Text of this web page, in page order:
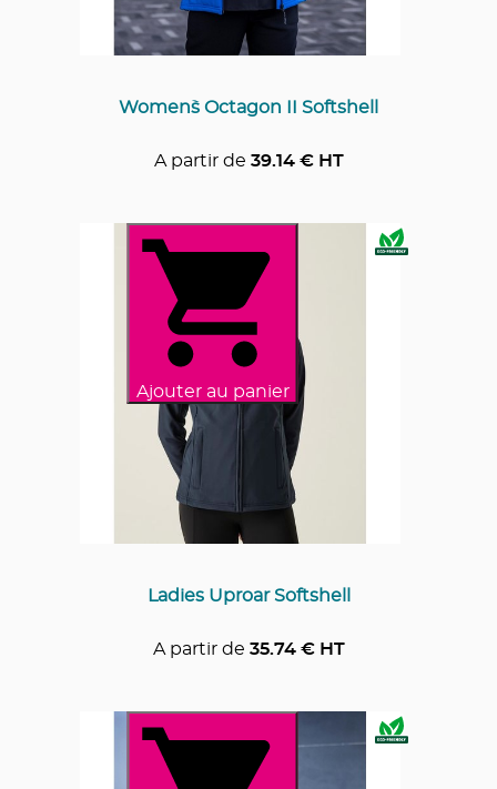
Women`s Octagon II Softshell
A partir de 39.14€ HT
Ajouter au panier
Ladies Uproar Softshell
A partir de 35.74€ HT